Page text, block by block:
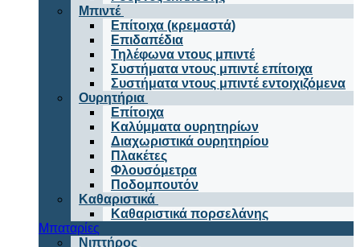
Μπιντέ
Επίτοιχα (κρεμαστά)
Επιδαπέδια
Τηλέφωνα ντους μπιντέ
Συστήματα ντους μπιντέ επίτοιχα
Συστήματα ντους μπιντέ εντοιχιζόμενα
Ουρητήρια
Επίτοιχα
Καλύμματα ουρητηρίων
Διαχωριστικά ουρητηρίου
Πλακέτες
Φλουσόμετρα
Ποδομπουτόν
Καθαριστικά
Καθαριστικά πορσελάνης
Μπαταρίες
Νιπτήρος